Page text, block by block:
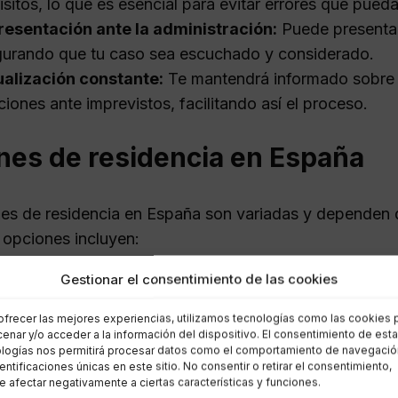
Gestionar el consentimiento de las cookies
las mejores experiencias, utilizamos tecnologías como las cookies
y/o acceder a la información del dispositivo. El consentimiento de
nos permitirá procesar datos como el comportamiento de
únicas en este sitio. No consentir o retirar el consentimiento,
afectar negativamente a ciertas características y funciones.
lo que es esencial para evitar errores que
ante la administración: Puede
que tu caso sea escuchado y considerado.
constante: Te mantendrá informado
ante imprevistos, facilitando así el proceso.
de residencia en España
de residencia en España son variadas y
incluyen:
por trabajo:Para aquellos que han
no lucrativa:Para quienes pueden
de trabajar.
de familiar comunitario:Dirigido a familiares de
por estudios:Para estudiantes que buscan